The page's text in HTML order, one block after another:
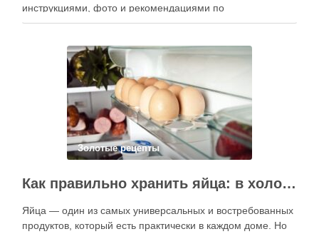
инструкциями, фото и рекомендациями по
приготовлению. В отличие от печатных изданий,
контент, расширять коллекции блюд и добавлять новые
функции. Ниже …
Золотые рецепты
Как правильно хранить яйца: в холодильнике или на полке?
Яйца — один из самых универсальных и востребованных
продуктов, который есть практически в каждом доме. Но